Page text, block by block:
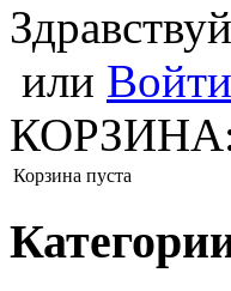
или Войти
Корзина пуста